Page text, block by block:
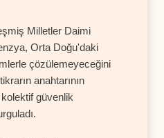
Milletler Daimi
Orta Doğu'daki
çözülemeyeceğini
anahtarının
güvenlik